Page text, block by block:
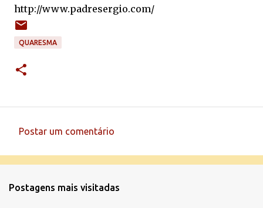
http://www.padresergio.com/
QUARESMA
e
Postar um comentário
Postagens mais visitadas